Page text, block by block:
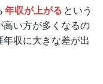
年収が上がる という
い方が多くなるの
収に大きな差が出